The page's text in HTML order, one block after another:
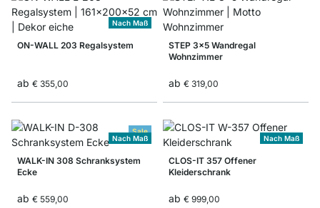
Nach Maß
ON-WALL 203 Regalsystem
ab € 355,00
STEP 3x5 Wandregal
Wohnzimmer
ab € 319,00
Sale
Nach Maß
WALK-IN 308 Schranksystem
Ecke
ab € 559,00
Nach Maß
CLOS-IT 357 Offener
Kleiderschrank
ab € 999,00